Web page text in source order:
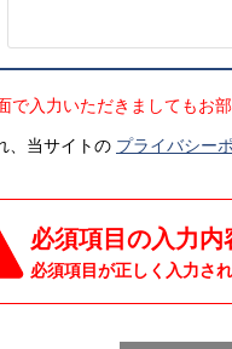
入力いただきましてもお
、当サイトの プライバシー
必須項目の入力
必須項目が正しく入力さ